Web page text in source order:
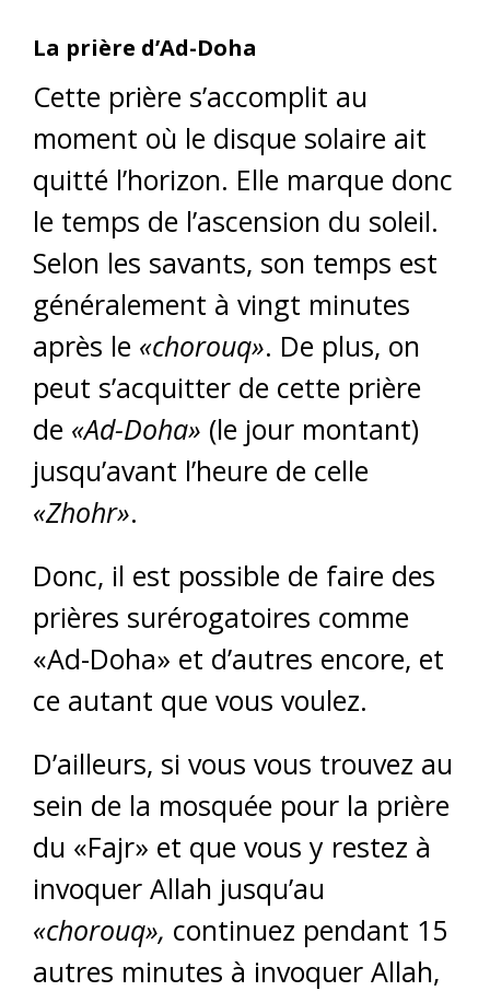
La prière d’Ad-Doha
Cette prière s’accomplit au
moment où le disque solaire ait
quitté l’horizon. Elle marque donc
le temps de l’ascension du soleil.
Selon les savants, son temps est
généralement à vingt minutes
après le «chorouq». De plus, on
peut s’acquitter de cette prière
de «Ad-Doha» (le jour montant)
jusqu’avant l’heure de celle
«Zhohr».
Donc, il est possible de faire des
prières surérogatoires comme
«Ad-Doha» et d’autres encore, et
ce autant que vous voulez.
D’ailleurs, si vous vous trouvez au
sein de la mosquée pour la prière
du «Fajr» et que vous y restez à
invoquer Allah jusqu’au
«chorouq», continuez pendant 15
autres minutes à invoquer Allah,